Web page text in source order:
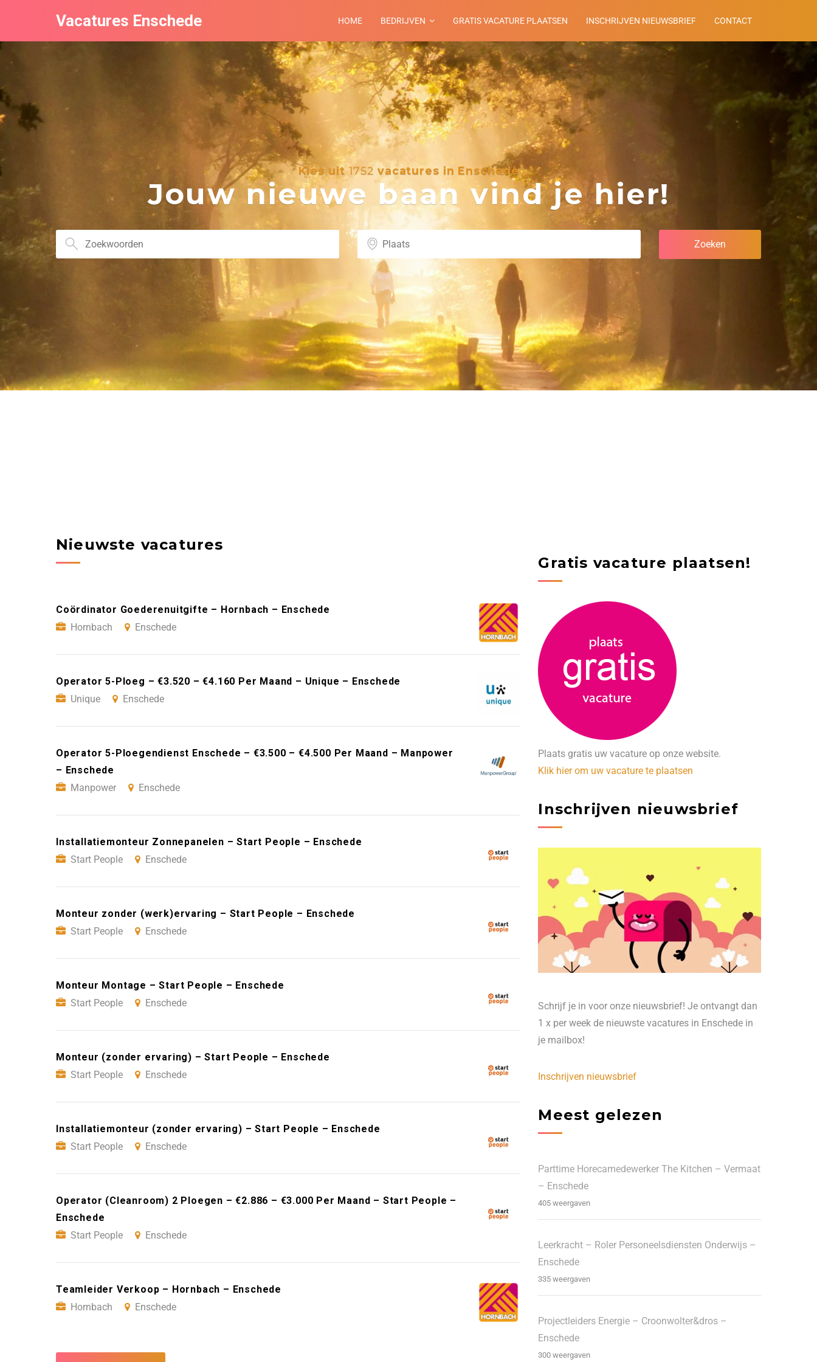
Vacatures Enschede HOME BEDRIJVEN GRATIS VACATURE PLAATSEN INSCHRIJVEN NIEUWSBRIEF CONTACT
Kies uit1752 vacatures in Enschede
Jouw nieuwe baan vind je hier!
Nieuwste vacatures
Coördinator Goederenuitgifte – Hornbach – Enschede
Hornbach
Enschede
Operator 5-Ploeg – €3.520 – €4.160 Per Maand – Unique – Enschede
Unique
Enschede
Operator 5-Ploegendienst Enschede – €3.500 – €4.500 Per Maand – Manpower
– Enschede
Manpower
Enschede
Installatiemonteur Zonnepanelen – Start People – Enschede
Start People
Enschede
Monteur zonder (werk)ervaring – Start People – Enschede
Start People
Enschede
Monteur Montage – Start People – Enschede
Start People
Enschede
Monteur (zonder ervaring) – Start People – Enschede
Start People
Enschede
Installatiemonteur (zonder ervaring) – Start People – Enschede
Start People
Enschede
Operator (Cleanroom) 2 Ploegen – €2.886 – €3.000 Per Maand – Start People –
Enschede
Start People
Enschede
Teamleider Verkoop – Hornbach – Enschede
Hornbach
Enschede
Gratis vacature plaatsen!
Plaats gratis uw vacature op onze website.
Klik hier om uw vacature te plaatsen
Inschrijven nieuwsbrief
Schrijf je in voor onze nieuwsbrief! Je ontvangt dan
1 x per week de nieuwste vacatures in Enschede in
je mailbox!
Inschrijven nieuwsbrief
Meest gelezen
Parttime Horecamedewerker The Kitchen – Vermaat
– Enschede
405 weergaven
Leerkracht – Roler Personeelsdiensten Onderwijs –
Enschede
335 weergaven
Projectleiders Energie – Croonwolter&dros –
Enschede
300 weergaven